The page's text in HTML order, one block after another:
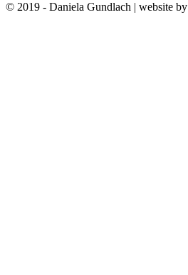
© 2019 - Daniela Gundlach | website by